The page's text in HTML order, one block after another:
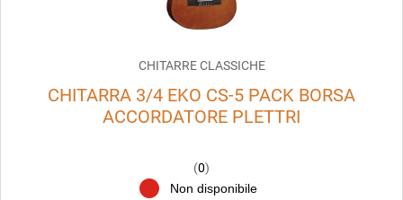
CHITARRE CLASSICHE
CHITARRA 3/4 EKO CS-5 PACK BORSA
ACCORDATORE PLETTRI
(0)
Non disponibile